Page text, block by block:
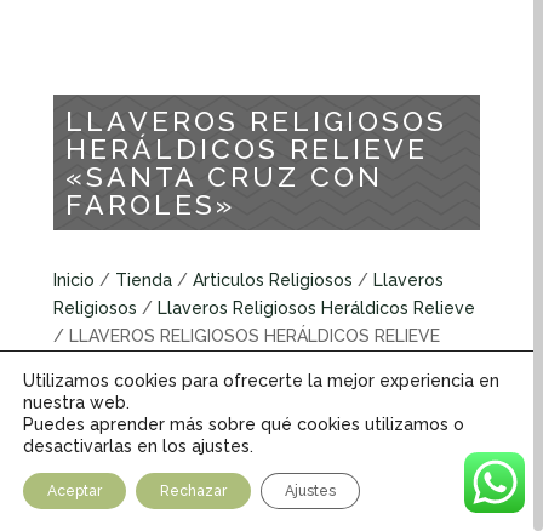
LLAVEROS RELIGIOSOS
HERÁLDICOS RELIEVE
«SANTA CRUZ CON
FAROLES»
Inicio / Tienda / Articulos Religiosos / Llaveros
Religiosos / Llaveros Religiosos Heráldicos Relieve
/ LLAVEROS RELIGIOSOS HERÁLDICOS RELIEVE
Llaveros religiosos heráldicos relieve
INFORMACIÓN ADICIONAL
Utilizamos cookies para ofrecerte la mejor experiencia en
nuestra web.
Puedes aprender más sobre qué cookies utilizamos o
desactivarlas en los ajustes.
Aceptar Rechazar Ajustes